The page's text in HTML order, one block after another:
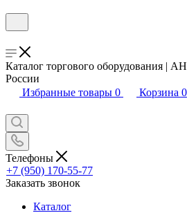
Каталог торгового оборудования |
России
Избранные товары 0 Корзина 0
Телефоны
+7 (950) 170-55-77
Заказать звонок
Каталог